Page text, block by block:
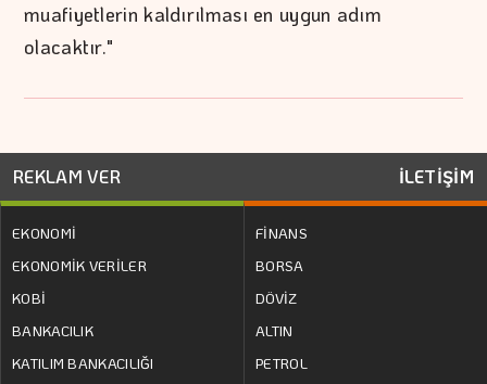
muafiyetlerin kaldırılması en uygun adım
olacaktır."
REKLAM VER İLETİŞİM
EKONOMİ
EKONOMİK VERİLER
KOBİ
BANKACILIK
KATILIM BANKACILIĞI
FİNANS
BORSA
DÖVİZ
ALTIN
PETROL